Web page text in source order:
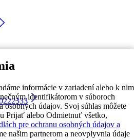
informácie v zariadení alebo k nim
identifikátorom v súboroch
osobných údajov. Svoj súhlas môžete
Prijať alebo Odmietnuť všetko,
pre ochranu osobných údajov a
našim partnerom a neovplyvnia údaje